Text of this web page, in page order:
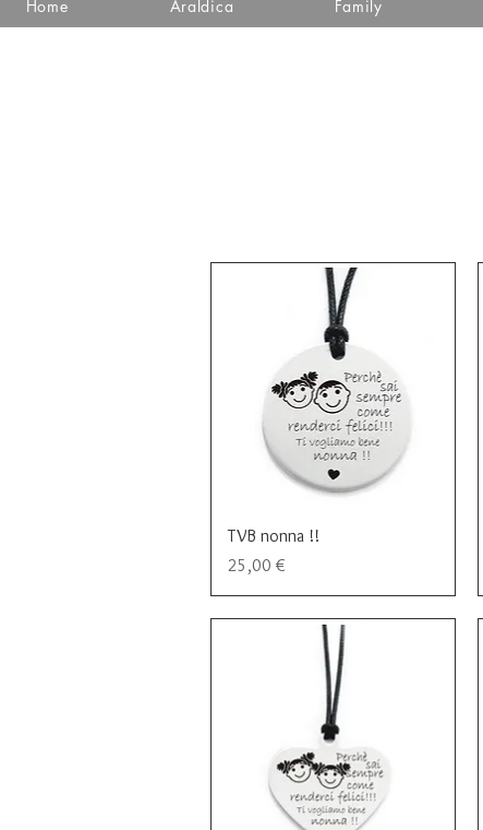
Home Araldica Family
Vista rapida
TVB nonna !!
Prezzo
25,00 €